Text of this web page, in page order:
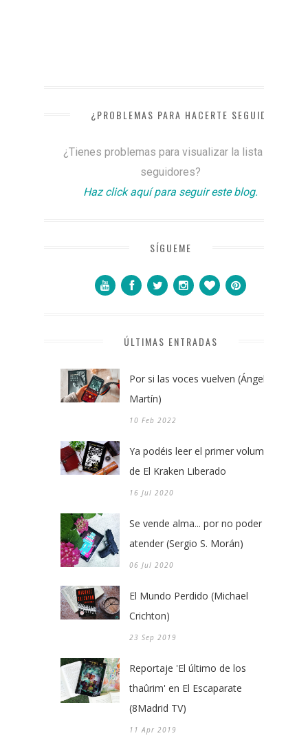
¿PROBLEMAS PARA HACERTE SEGUIDOR?
¿Tienes problemas para visualizar la lista de
seguidores?
Haz click aquí para seguir este blog.
SÍGUEME
ÚLTIMAS ENTRADAS
Por si las voces vuelven (Ángel
Martín)
10 Feb 2022
Ya podéis leer el primer volumen
de El Kraken Liberado
16 Jul 2020
Se vende alma... por no poder
atender (Sergio S. Morán)
06 Jul 2020
El Mundo Perdido (Michael
Crichton)
23 Sep 2019
Reportaje 'El último de los
thaûrim' en El Escaparate
(8Madrid TV)
11 Apr 2019